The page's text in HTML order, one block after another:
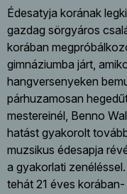
Édesatyja korának
gazdag sörgyáros
korában
gimnáziumba járt,
hangversenyeken
párhuzamosan
mestereinél, Benno
hatást gyakorolt
muzsikus édesapja
a gyakorlati
tehát 21 éves